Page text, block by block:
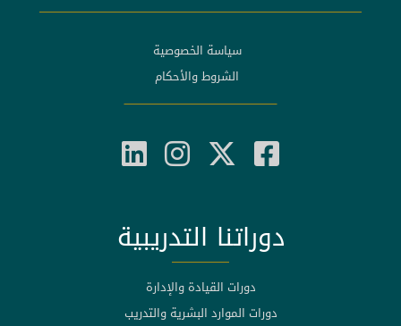
سياسة الخصوصية
الشروط والأحكام
دوراتنا التدريبية
دورات القيادة والإدارة
دورات الموارد البشرية والتدريب